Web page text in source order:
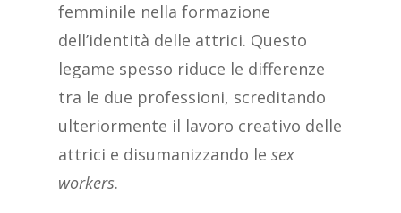
femminile nella formazione
dell’identità delle attrici. Questo
legame spesso riduce le differenze
tra le due professioni, screditando
ulteriormente il lavoro creativo delle
attrici e disumanizzando le sex
workers.